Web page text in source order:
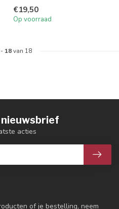
€19,50
Op voorraad
- 18van 18
of je bestelling, neem
nieuwsbrief
acties